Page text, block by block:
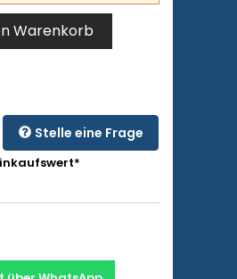
Warenkorb
Stelle eine Frage